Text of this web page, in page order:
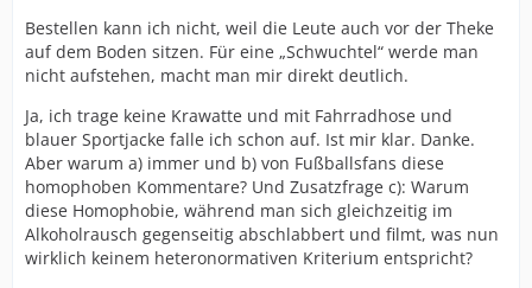
Bestellen kann ich nicht, weil die Leute auch vor der Theke
auf dem Boden sitzen. Für eine „Schwuchtel“ werde man
nicht aufstehen, macht man mir direkt deutlich.
Ja, ich trage keine Krawatte und mit Fahrradhose und
blauer Sportjacke falle ich schon auf. Ist mir klar. Danke.
Aber warum a) immer und b) von Fußballsfans diese
homophoben Kommentare? Und Zusatzfrage c): Warum
diese Homophobie, während man sich gleichzeitig im
Alkoholrausch gegenseitig abschlabbert und filmt, was nun
wirklich keinem heteronormativen Kriterium entspricht?